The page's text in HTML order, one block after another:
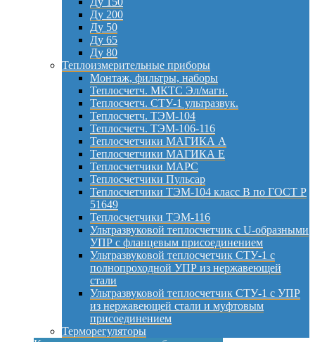
Ду 200
Ду 50
Ду 65
Ду 80
Теплоизмерительные приборы
Монтаж, фильтры, наборы
Теплосчетч. МКТС Эл/магн.
Теплосчетч. СТУ-1 ультразвук.
Теплосчетч. ТЭМ-104
Теплосчетч. ТЭМ-106-116
Теплосчетчики МАГИКА А
Теплосчетчики МАГИКА Е
Теплосчетчики МАРС
Теплосчетчики Пульсар
Теплосчетчики ТЭМ-104 класс B по ГОСТ Р
51649
Теплосчетчики ТЭМ-116
Ультразвуковой теплосчетчик с U-образными
УПР с фланцевым присоединением
Ультразвуковой теплосчетчик СТУ-1 с
полнопроходной УПР из нержавеющей
стали
Ультразвуковой теплосчетчик СТУ-1 с УПР
из нержавеющей стали и муфтовым
присоединением
Терморегуляторы